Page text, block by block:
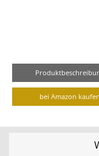
bei Amazon kaufen